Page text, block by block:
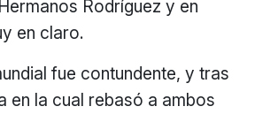
Rodríguez y en
en claro.
fue contundente, y tras
en la cual rebasó a ambos